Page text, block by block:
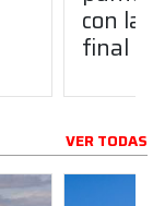
con la
final
VER TODAS